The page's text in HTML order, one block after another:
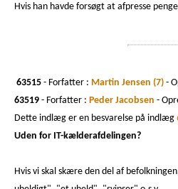
Hvis han havde forsøgt at afpresse
63515 - Forfatter : Martin Jensen (7) -
63519 - Forfatter : Peder Jacobsen -
Dette indlæg er en besvarelse på indlæg
Uden for IT-kælderafdelingen?
Hvis vi skal skære den del af